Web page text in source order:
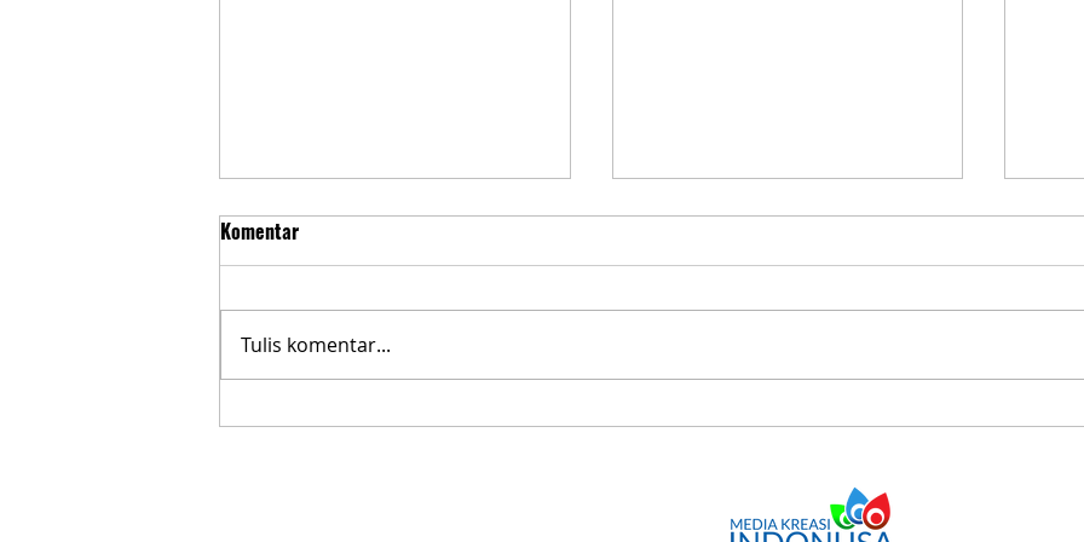
Varian Tertinggi Yamaha LEXi LX
Tangki Yamaha LEXi LX155
Komentar
Tulis komentar...